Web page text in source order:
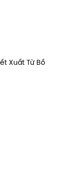
Xuất Từ Bồ